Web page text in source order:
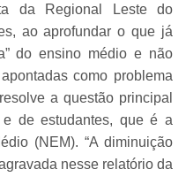
da Regional Leste do
ao aprofundar o que já
do ensino médio e não
como problema
a questão principal
de estudantes, que é a
(NEM). “A diminuição
nesse relatório da